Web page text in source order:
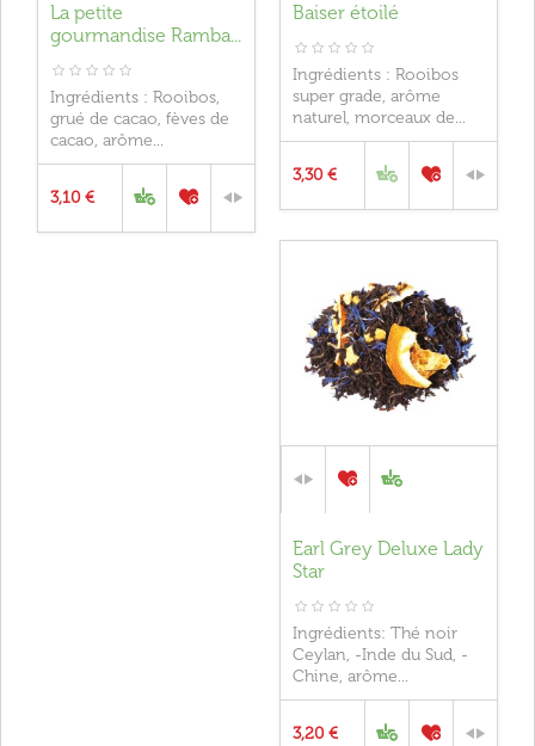
La petite
gourmandise Ramba...
Ingrédients : Rooibos,
grué de cacao, fèves de
cacao, arôme...
3,10 €
Baiser étoilé
Ingrédients : Rooibos
super grade, arôme
naturel, morceaux de...
3,30 €
Earl Grey Deluxe Lady
Star
Ingrédients: Thé noir
Ceylan, -Inde du Sud, -
Chine, arôme...
3,20 €